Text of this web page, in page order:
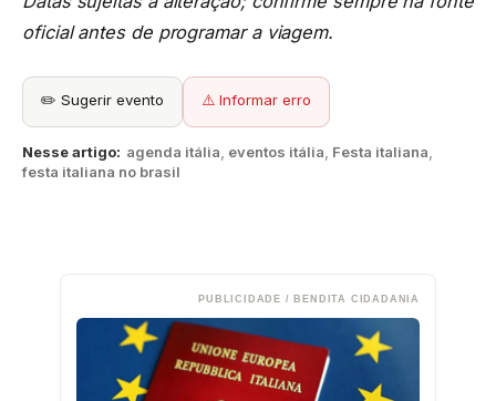
oficial antes de programar a viagem.
✏️ Sugerir evento ⚠️ Informar erro
Nesse artigo: agenda itália eventos itália Festa italiana
festa italiana no brasil
PUBLICIDADE / BENDITA CIDADANIA